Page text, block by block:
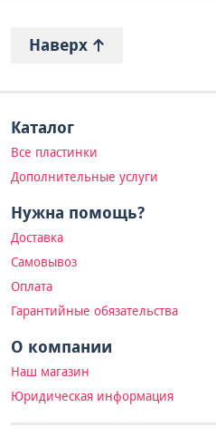
Наверх
Каталог
Все пластинки
Дополнительные услуги
Нужна помощь?
Доставка
Самовывоз
Оплата
Гарантийные обязательства
О компании
Наш магазин
Юридическая информация